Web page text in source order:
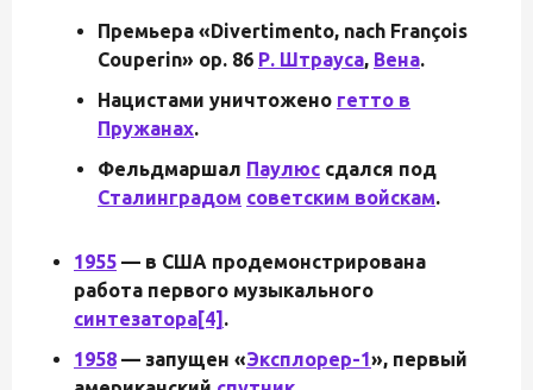
Премьера «Divertimento, nach François
Couperin» op. 86 Р. Штрауса, Вена.
Нацистами уничтожено гетто в
Пружанах.
Фельдмаршал Паулюс сдался под
Сталинградом советским войскам.
1955 — в США продемонстрирована
работа первого музыкального
синтезатора[4] .
1958 — запущен «Эксплорер-1», первый